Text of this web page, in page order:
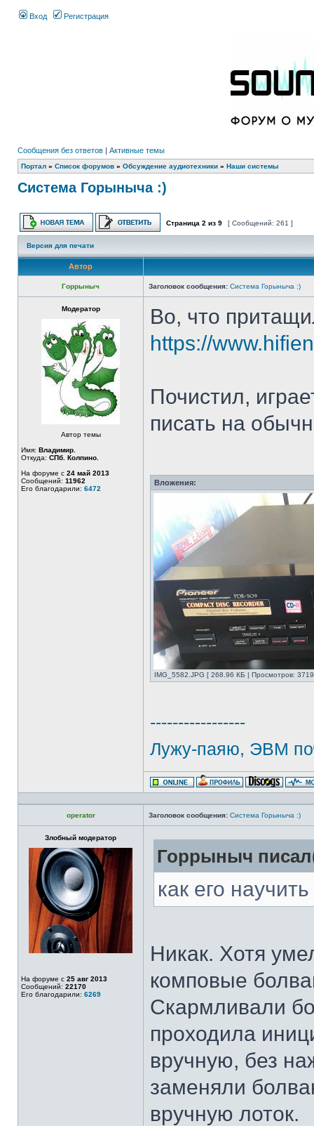
Вход Регистрация
Сообщения без ответов | Активные темы
Портал » Список форумов » Обсуждение аудиотехники » Наши системы
Система Горыныча :)
Страница 2 из 9 [ Сообщений: 261 ]
Версия для печати
Автор
Горрыныч Заголовок сообщения: Система Горыныча :)
Модератор
Автор темы
Имя: Владимир.
Откуда: СПб. Колпино.
На форуме с 24 май 2013
Сообщений: 11962
Его благодарили: 6472
Во, что
https://
Почистил,
писать на
Вложения:
IMG_5582.JPG [ 268.96 КБ | Просмотров:
-----------------
Лужу-паяю, ЭВМ
operator Заголовок сообщения: Система Горыныча :)
Злобный модератор
На форуме с 25 авг 2013
Сообщений: 22170
Его благодарили: 6269
Горрыныч
как его
Никак. Хотя
комповые
Скармливали
проходила
вручную, без
заменяли
вручную лоток.